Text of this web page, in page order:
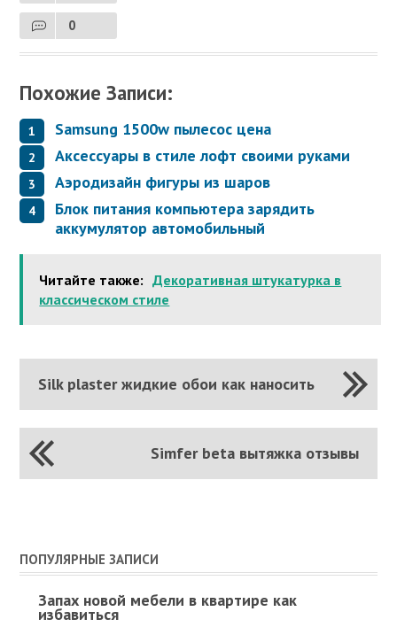
0
Похожие Записи:
Samsung 1500w пылесос цена
Аксессуары в стиле лофт своими руками
Аэродизайн фигуры из шаров
Блок питания компьютера зарядить
аккумулятор автомобильный
Читайте также: Декоративная штукатурка в
классическом стиле
Silk plaster жидкие обои как наносить
Simfer beta вытяжка отзывы
ПОПУЛЯРНЫЕ ЗАПИСИ
Запах новой мебели в квартире как
избавиться